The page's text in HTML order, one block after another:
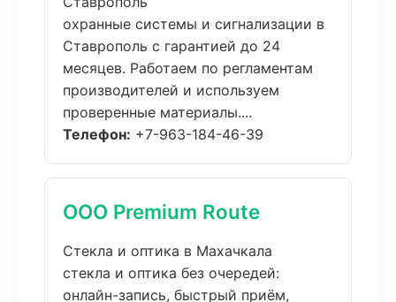
охранные системы и сигнализации в
Ставрополь с гарантией до 24
месяцев. Работаем по регламентам
производителей и используем
проверенные материалы....
Телефон: +7-963-184-46-39
ООО Premium Route
Стекла и оптика в Махачкала
стекла и оптика без очередей:
онлайн-запись, быстрый приём,